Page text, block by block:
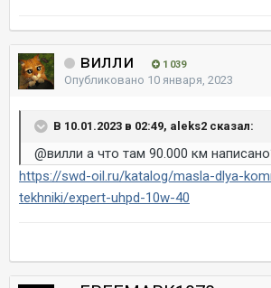
вилли 1 039
Опубликовано 10 января, 2023
В 10.01.2023 в 02:49, aleks2 сказал:
@вилли а что там 90.000 км
https://swd-oil.ru/katalog/masla-dlya-
tekhniki/expert-uhpd-10w-40